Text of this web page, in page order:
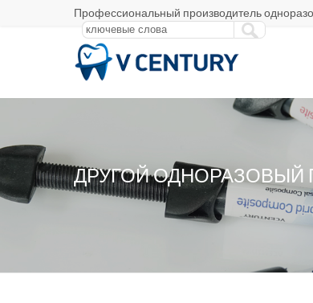
Профессиональный производитель
ДРУГОЙ ОДНОРАЗОВЫЙ